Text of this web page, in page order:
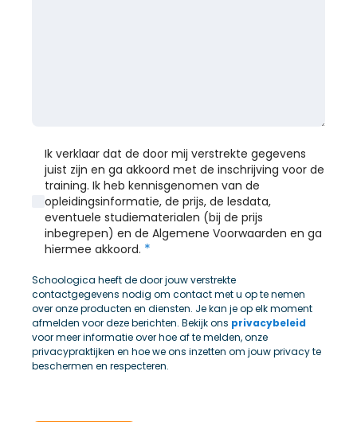
Ik verklaar dat de door mij verstrekte gegevens
juist zijn en ga akkoord met de inschrijving voor de
training. Ik heb kennisgenomen van de
opleidingsinformatie, de prijs, de lesdata,
eventuele studiematerialen (bij de prijs
inbegrepen) en de Algemene Voorwaarden en ga
hiermee akkoord. *
Schoologica heeft de door jouw verstrekte
contactgegevens nodig om contact met u op te nemen
over onze producten en diensten. Je kan je op elk moment
afmelden voor deze berichten. Bekijk ons privacybeleid
voor meer informatie over hoe af te melden, onze
privacypraktijken en hoe we ons inzetten om jouw privacy te
beschermen en respecteren.